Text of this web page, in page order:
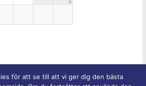
Equmeniakyrkans församling i Trelleborg
för att se till att vi ger dig den bästa